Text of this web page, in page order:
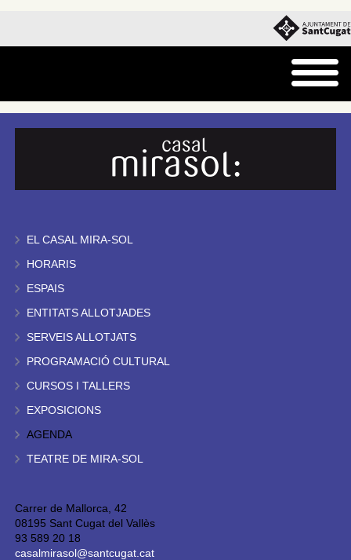
EL CASAL MIRA-SOL
HORARIS
ESPAIS
ENTITATS ALLOTJADES
SERVEIS ALLOTJATS
PROGRAMACIÓ CULTURAL
CURSOS I TALLERS
EXPOSICIONS
AGENDA
TEATRE DE MIRA-SOL
Carrer de Mallorca, 42
08195 Sant Cugat del Vallès
93 589 20 18
casalmirasol@santcugat.cat